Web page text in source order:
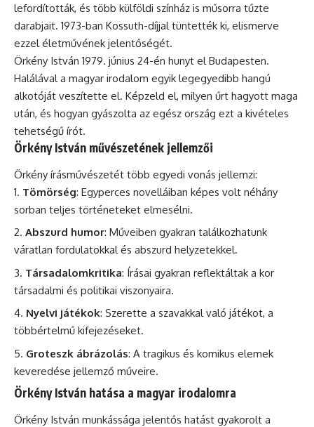
lefordították, és több külföldi színház is műsorra tűzte
darabjait. 1973-ban Kossuth-díjjal tüntették ki, elismerve
ezzel életművének jelentőségét.
Örkény István 1979. június 24-én hunyt el Budapesten.
Halálával a magyar irodalom egyik legegyedibb hangú
alkotóját veszítette el. Képzeld el, milyen űrt hagyott maga
után, és hogyan gyászolta az egész ország ezt a kivételes
tehetségű írót.
Örkény István művészetének jellemzői
Örkény írásművészetét több egyedi vonás jellemzi:
Tömörség: Egyperces novelláiban képes volt néhány
sorban teljes történeteket elmesélni.
Abszurd humor: Műveiben gyakran találkozhatunk
váratlan fordulatokkal és abszurd helyzetekkel.
Társadalomkritika: Írásai gyakran reflektáltak a kor
társadalmi és politikai viszonyaira.
Nyelvi játékok: Szerette a szavakkal való játékot, a
többértelmű kifejezéseket.
Groteszk ábrázolás: A tragikus és komikus elemek
keveredése jellemző műveire.
Örkény István hatása a magyar irodalomra
Örkény István munkássága jelentős hatást gyakorolt a